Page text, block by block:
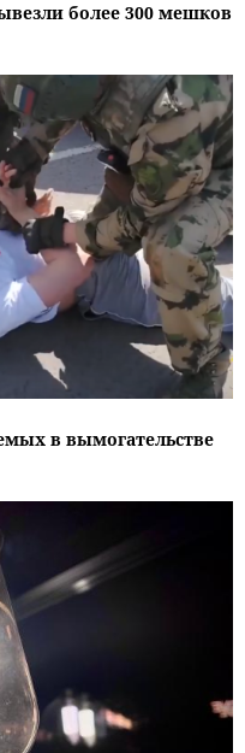
более 300 мешков
в вымогательстве